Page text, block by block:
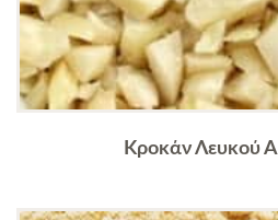
Κροκάν Λευκού